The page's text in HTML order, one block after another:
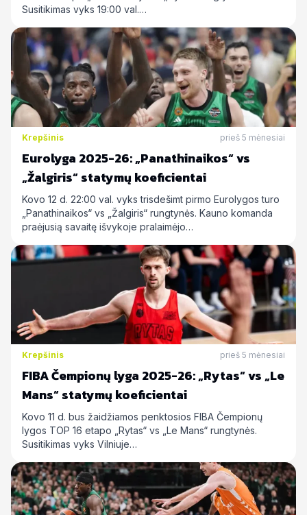
Susitikimas vyks 19:00 val.…
Krepšinis prieš 5 mėnesiai
Eurolyga 2025-26: „Panathinaikos“ vs
„Žalgiris“ statymų koeficientai
Kovo 12 d. 22:00 val. vyks trisdešimt pirmo Eurolygos turo
„Panathinaikos“ vs „Žalgiris“ rungtynės. Kauno komanda
praėjusią savaitę išvykoje pralaimėjo…
Krepšinis prieš 5 mėnesiai
FIBA Čempionų lyga 2025-26: „Rytas“ vs „Le
Mans“ statymų koeficientai
Kovo 11 d. bus žaidžiamos penktosios FIBA Čempionų
lygos TOP 16 etapo „Rytas“ vs „Le Mans“ rungtynės.
Susitikimas vyks Vilniuje…